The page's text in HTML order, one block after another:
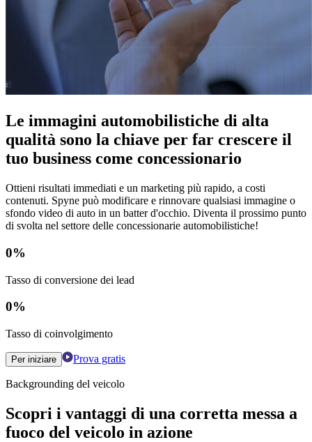
Le immagini automobilistiche di alta
qualità sono la chiave per far crescere il
tuo business come concessionario
Ottieni risultati immediati e un marketing più rapido, a costi
contenuti. Spyne può modificare e rinnovare qualsiasi immagine o
sfondo video di auto in un batter d'occhio. Diventa il prossimo punto
di svolta nel settore delle concessionarie automobilistiche!
0%
Tasso di conversione dei lead
0%
Tasso di coinvolgimento
Per iniziare Prova gratis
Backgrounding del veicolo
Scopri i vantaggi di una corretta messa a
fuoco del veicolo in azione